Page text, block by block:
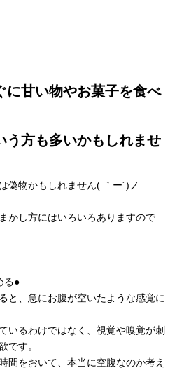
に甘い物やお菓子を食べ
う方も多いかもしれませ
偽物かもしれません( ｀ー´)ノ
かし方にはいろいろありますので
る●
と、急にお腹が空いたような感覚に
いるわけではなく、視覚や嗅覚が刺
です。
間をおいて、本当に空腹なのか考え